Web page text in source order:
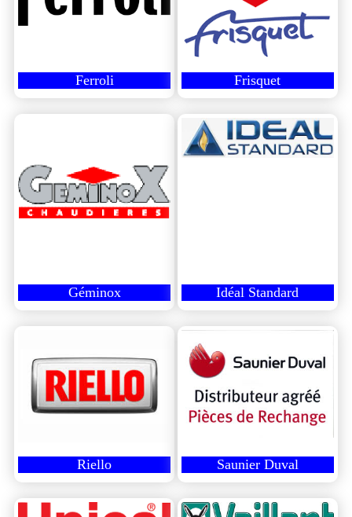
Ferroli Frisquet
Géminox Idéal Standard
Riello Saunier Duval